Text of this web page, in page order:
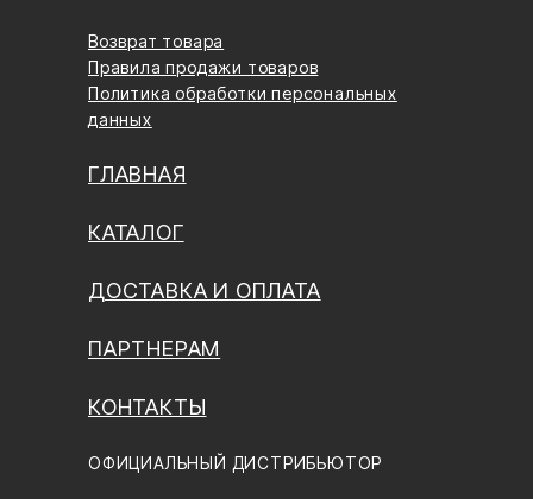
ОФИЦИАЛЬНЫЙ ДИСТРИБЬЮТОР
Возврат товара
Правила продажи товаров
Политика обработки персональных
данных
ГЛАВНАЯ
КАТАЛОГ
ДОСТАВКА И ОПЛАТА
ПАРТНЕРАМ
КОНТАКТЫ